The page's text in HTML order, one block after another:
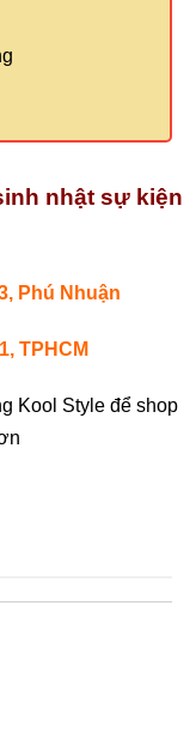
nhật sự kiện
Phú Nhuận
TPHCM
Kool Style để shop